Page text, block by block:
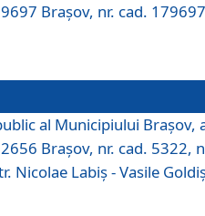
Brașov, nr. cad.
al Municipiului Braşov,
Brașov, nr. cad. 5322,
Nicolae Labiș - Vasile